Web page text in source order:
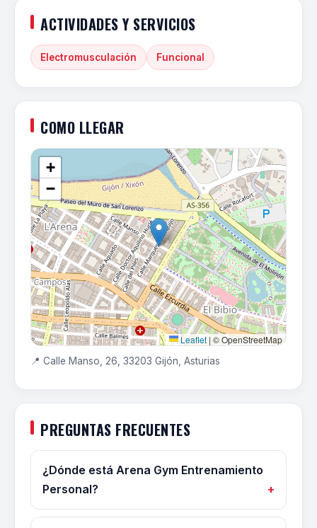
ACTIVIDADES Y SERVICIOS
Electromusculación Funcional
COMO LLEGAR
+
−
Leaflet | © OpenStreetMap
📍 Calle Manso, 26, 33203 Gijón, Asturias
PREGUNTAS FRECUENTES
¿Dónde está Arena Gym Entrenamiento
Personal?